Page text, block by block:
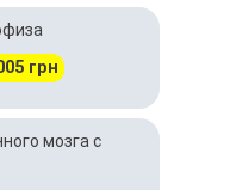
грн
мозга с